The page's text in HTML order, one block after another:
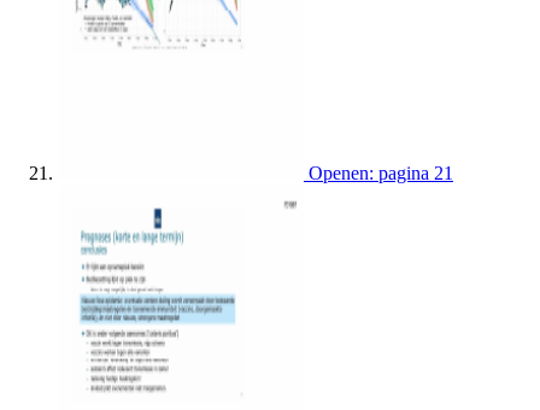
Openen: pagina 21